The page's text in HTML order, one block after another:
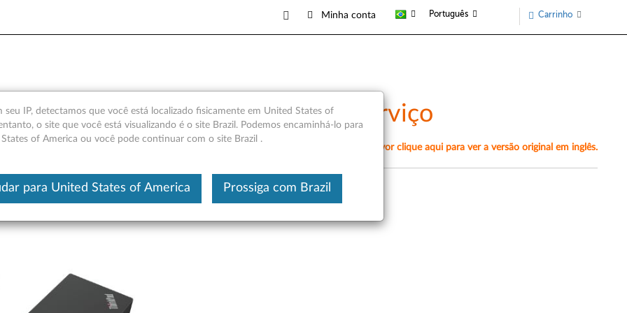
Minha conta Português Carrinho
2 - Visão geral e Peças de serviço
Este é um artigo traduzido automaticamente, por favor clique aqui para ver a versão original em inglês.
seu IP, detectamos que você está localizado fisicamente em United States of
o site que você está visualizando é o site Brazil. Podemos encaminhá-lo para
of America ou você pode continuar com o site Brazil .
para United States of America Prossiga com Brazil